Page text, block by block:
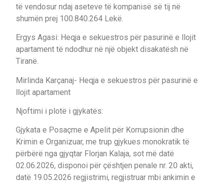
të vendosur ndaj aseteve të kompanisë së tij në
shumën prej 100.840.264 Lekë.
Ergys Agasi: Heqja e sekuestros për pasurinë e llojit
apartament të ndodhur në një objekt disakatësh në
Tiranë.
Mirlinda Karçanaj- Heqja e sekuestros për pasurinë e
llojit apartament
Njoftimi i plotë i gjykatës:
Gjykata e Posaçme e Apelit për Korrupsionin dhe
Krimin e Organizuar, me trup gjykues monokratik të
përbërë nga gjyqtar Florjan Kalaja, sot më datë
02.06.2026, disponoi për çështjen penale nr. 20 akti,
datë 19.05.2026 regjistrimi, regjistruar mbi ankimin e